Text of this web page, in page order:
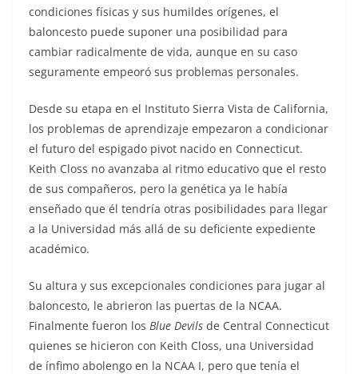
condiciones físicas y sus humildes orígenes, el
baloncesto puede suponer una posibilidad para
cambiar radicalmente de vida, aunque en su caso
seguramente empeoró sus problemas personales.
Desde su etapa en el Instituto Sierra Vista de California,
los problemas de aprendizaje empezaron a condicionar
el futuro del espigado pivot nacido en Connecticut.
Keith Closs no avanzaba al ritmo educativo que el resto
de sus compañeros, pero la genética ya le había
enseñado que él tendría otras posibilidades para llegar
a la Universidad más allá de su deficiente expediente
académico.
Su altura y sus excepcionales condiciones para jugar al
baloncesto, le abrieron las puertas de la NCAA.
Finalmente fueron los Blue Devils de Central Connecticut
quienes se hicieron con Keith Closs, una Universidad
de ínfimo abolengo en la NCAA I, pero que tenía el